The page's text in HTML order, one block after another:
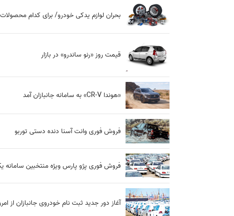
بحران لوازم یدکی خودرو/ برای کدام
قیمت روز «رنو ساندرو» در بازار
«هوندا CR-V» به سامانه جانبازان آمد
فروش فوری وانت آسنا دنده دستی توربو
فروش فوری پژو پارس ویژه منتخبین سامانه
آغاز دور جدید ثبت نام خودروی جانبازان از امروز۲۲